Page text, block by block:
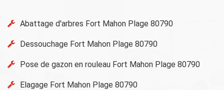
Abattage d'arbres Fort Mahon Plage 80790
Dessouchage Fort Mahon Plage 80790
Pose de gazon en rouleau Fort Mahon Plage 80790
Elagage Fort Mahon Plage 80790